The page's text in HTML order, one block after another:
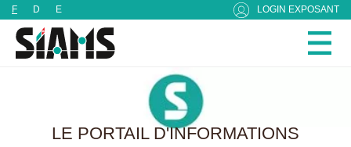
F D E LOGIN EXPOSANT
LE PORTAIL D'INFORMATIONS
Panneau de gestion des cookies